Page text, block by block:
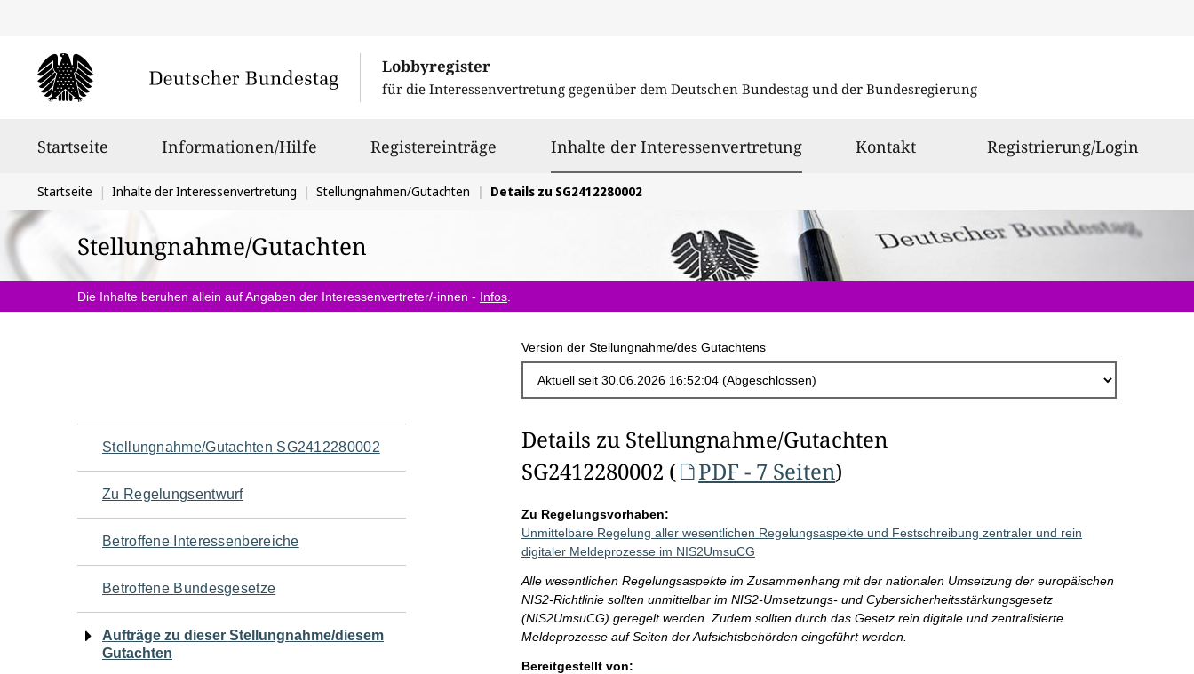
Lobbyregister
für die Interessenvertretung gegenüber dem Deutschen Bundestag und der Bundesregierung
Startseite Informationen/Hilfe Registereinträge Inhalte der Interessenvertretungausgewählt
Kontakt Registrierung/Login
Sie
befinden
sich
hier:
Startseite Inhalte der Interessenvertretung Stellungnahmen/Gutachten Details zu SG2412280002
Stellungnahme/Gutachten
Die Inhalte beruhen allein auf Angaben der Interessenvertreter/-innen - Infos
Version der Stellungnahme/des Gutachtens
Navigation
für
den
Seiteninhalt
Stellungnahme/Gutachten SG2412280002
Zu Regelungsentwurf
Betroffene Interessenbereiche
Betroffene Bundesgesetze
Aufträge zu dieser Stellungnahme/diesem
Gutachten
Details zu Stellungnahme/Gutachten
SG2412280002 (
PDF - 7 Seiten)
Zu Regelungsvorhaben:
Unmittelbare Regelung aller wesentlichen Regelungsaspekte und Festschreibung zentraler und rein
digitaler Meldeprozesse im NIS2UmsuCG
Alle wesentlichen Regelungsaspekte im Zusammenhang mit der nationalen Umsetzung der europäischen
NIS2-Richtlinie sollten unmittelbar im NIS2-Umsetzungs- und Cybersicherheitsstärkungsgesetz
(NIS2UmsuCG) geregelt werden. Zudem sollten durch das Gesetz rein digitale und zentralisierte
Meldeprozesse auf Seiten der Aufsichtsbehörden eingeführt werden.
Bereitgestellt von: